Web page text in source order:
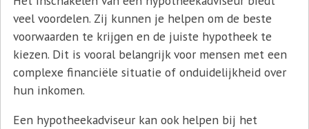
veel voordelen. Zij kunnen je helpen om de beste
voorwaarden te krijgen en de juiste hypotheek te
kiezen. Dit is vooral belangrijk voor mensen met een
complexe financiële situatie of onduidelijkheid over
hun inkomen.
Een hypotheekadviseur kan ook helpen bij het